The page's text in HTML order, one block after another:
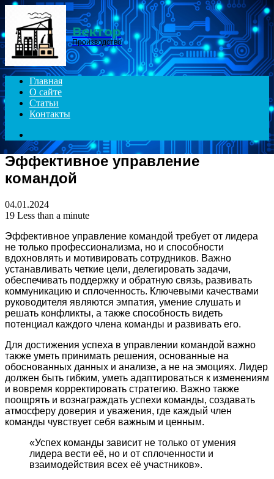
Вектор
Производство
Главная
О сайте
Статьи
Контакты
for
Эффективное управление
командой
04.01.2024
19 Less than a minute
Эффективное управление командой требует от лидера
не только профессионализма, но и способности
вдохновлять и мотивировать сотрудников. Важно
устанавливать четкие цели, делегировать задачи,
обеспечивать поддержку и обратную связь, развивать
коммуникацию и сплоченность. Ключевыми качествами
руководителя являются эмпатия, умение слушать и
решать конфликты, а также способность видеть
потенциал каждого члена команды и развивать его.
Для достижения успеха в управлении командой важно
также уметь принимать решения, основанные на
обоснованных данных и анализе, а не на эмоциях. Лидер
должен быть гибким, уметь адаптироваться к изменениям
и вовремя корректировать стратегию. Важно также
поощрять и вознаграждать успехи команды, создавать
атмосферу доверия и уважения, где каждый член
команды чувствует себя важным и ценным.
«Успех команды зависит не только от умения
лидера вести её, но и от сплоченности и
взаимодействия всех её участников».